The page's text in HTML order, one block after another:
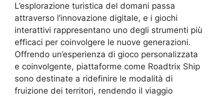
L’esplorazione turistica del domani passa
attraverso l’innovazione digitale, e i giochi
interattivi rappresentano uno degli strumenti più
efficaci per coinvolgere le nuove generazioni.
Offrendo un’esperienza di gioco personalizzata
e coinvolgente, piattaforme come Roadtrix Ship
sono destinate a ridefinire le modalità di
fruizione dei territori, rendendo il viaggio